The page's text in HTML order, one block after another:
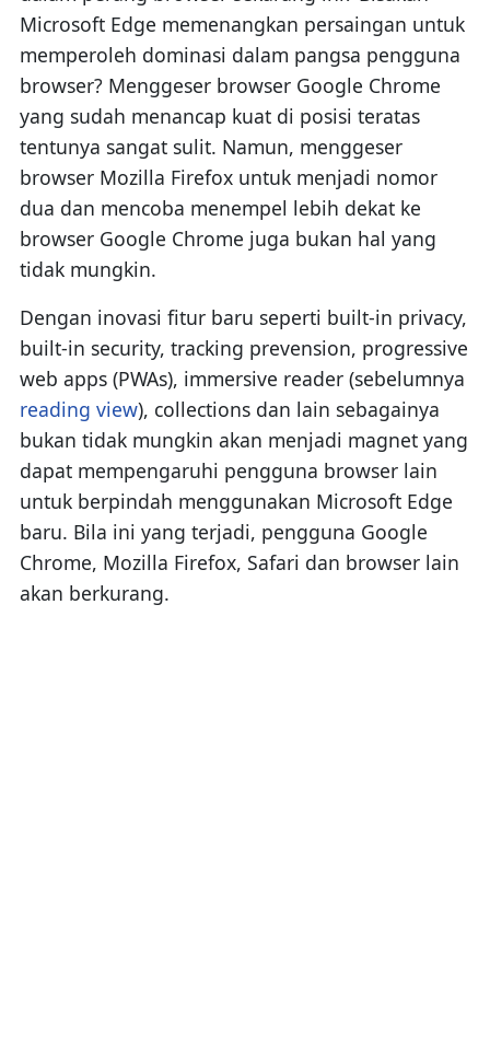
Microsoft Edge memenangkan persaingan untuk
memperoleh dominasi dalam pangsa pengguna
browser? Menggeser browser Google Chrome
yang sudah menancap kuat di posisi teratas
tentunya sangat sulit. Namun, menggeser
browser Mozilla Firefox untuk menjadi nomor
dua dan mencoba menempel lebih dekat ke
browser Google Chrome juga bukan hal yang
tidak mungkin.
Dengan inovasi fitur baru seperti built-in privacy,
built-in security, tracking prevension, progressive
web apps (PWAs), immersive reader (sebelumnya
reading view), collections dan lain sebagainya
bukan tidak mungkin akan menjadi magnet yang
dapat mempengaruhi pengguna browser lain
untuk berpindah menggunakan Microsoft Edge
baru. Bila ini yang terjadi, pengguna Google
Chrome, Mozilla Firefox, Safari dan browser lain
akan berkurang.